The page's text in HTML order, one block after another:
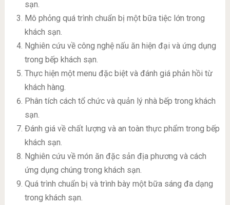
sạn.
Mô phỏng quá trình chuẩn bị một bữa tiệc lớn trong
khách sạn.
Nghiên cứu về công nghệ nấu ăn hiện đại và ứng dụng
trong bếp khách sạn.
Thực hiện một menu đặc biệt và đánh giá phản hồi từ
khách hàng.
Phân tích cách tổ chức và quản lý nhà bếp trong khách
sạn.
Đánh giá về chất lượng và an toàn thực phẩm trong bếp
khách sạn.
Nghiên cứu về món ăn đặc sản địa phương và cách
ứng dụng chúng trong khách sạn.
Quá trình chuẩn bị và trình bày một bữa sáng đa dạng
trong khách sạn.